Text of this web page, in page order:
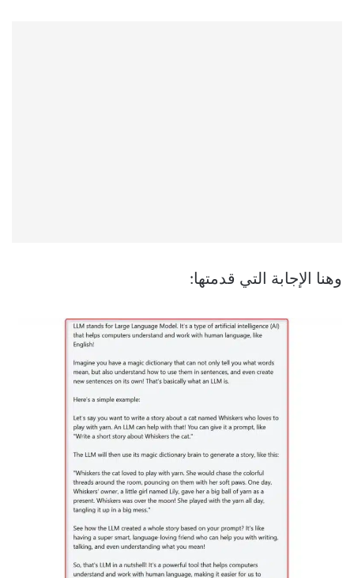
وهنا الإجابة التي قدمتها: